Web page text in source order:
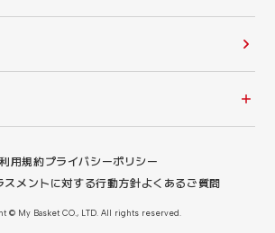
用規約プライバシーポリシー
スメントに対する行動方針よくあるご質問
© My Basket CO., LTD. All rights reserved.